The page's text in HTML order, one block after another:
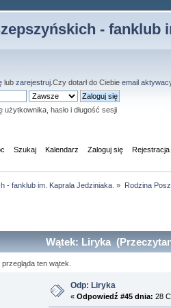
- fanklub
lub zarejestruj .Czy dotarł do Ciebie email
użytkownika, hasło i długość sesji
Szukaj Kalendarz Zaloguj się Rejestracja
- fanklub im. Kaprala Jedziniaka. » Rodzina
Wątek: Liryka
ten wątek.
Odp: Liryka
« Odpowiedź #45 dnia: 28